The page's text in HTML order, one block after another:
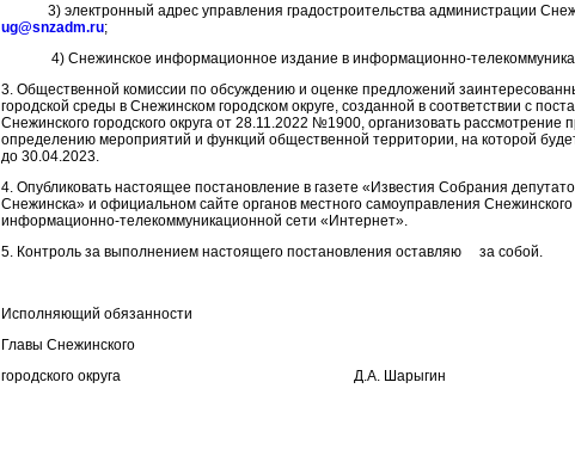
3) электронный адрес управления градостроительства администрации
ug@snzadm.ru;
4) Снежинское информационное издание в информационно-
3. Общественной комиссии по обсуждению и оценке предложений
городской среды в Снежинском городском округе, созданной в соответствии с
Снежинского городского округа от 28.11.2022 №1900, организовать
определению мероприятий и функций общественной территории, на которой
до 30.04.2023.
4. Опубликовать настоящее постановление в газете «Известия Собрания
Снежинска» и официальном сайте органов местного самоуправления Снежинского
информационно-телекоммуникационной сети «Интернет».
5. Контроль за выполнением настоящего постановления оставляю за собой.
Исполняющий обязанности
Главы Снежинского
городского округа Д.А. Шарыгин